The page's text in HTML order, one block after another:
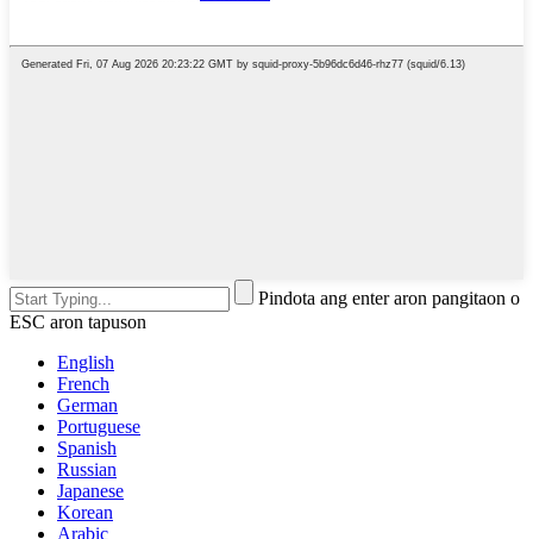
Pindota ang enter aron pangitaon o
ESC aron tapuson
English
French
German
Portuguese
Spanish
Russian
Japanese
Korean
Arabic